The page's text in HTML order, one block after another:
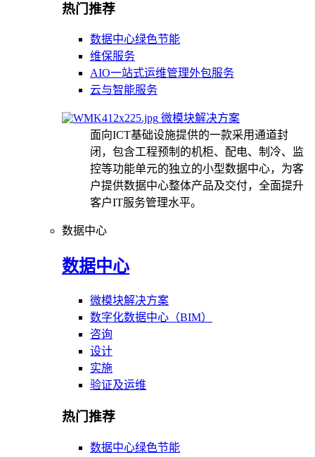
热门推荐
数据中心绿色节能
维保服务
AIO一站式运维管理外包服务
云与智能服务
微模块解决方案
面向ICT基础设施提供的一款采用通道封
闭，包含工程预制的机柜、配电、制冷、监
控等功能单元的独立的小型数据中心，为客
户提供数据中心整体产品及交付，全面提升
客户IT服务管理水平。
数据中心
数据中心
微模块解决方案
数字化数据中心（BIM）
咨询
设计
实施
验证及运维
热门推荐
数据中心绿色节能